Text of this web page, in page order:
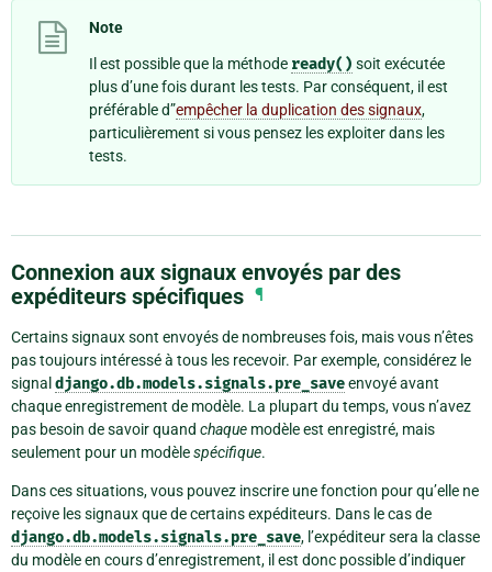
Note
Il est possible que la méthode ready() soit exécutée
plus d’une fois durant les tests. Par conséquent, il est
préférable d”empêcher la duplication des signaux,
particulièrement si vous pensez les exploiter dans les
tests.
Connexion aux signaux envoyés par des
expéditeurs spécifiques ¶
Certains signaux sont envoyés de nombreuses fois, mais vous n’êtes
pas toujours intéressé à tous les recevoir. Par exemple, considérez le
signaldjango.db.models.signals.pre_saveenvoyé avant
chaque enregistrement de modèle. La plupart du temps, vous n’avez
pas besoin de savoir quand chaque modèle est enregistré, mais
seulement pour un modèlespécifique.
Dans ces situations, vous pouvez inscrire une fonction pour qu’elle ne
reçoive les signaux que de certains expéditeurs. Dans le cas de
django.db.models.signals.pre_save, l’expéditeur sera la classe
du modèle en cours d’enregistrement, il est donc possible d’indiquer